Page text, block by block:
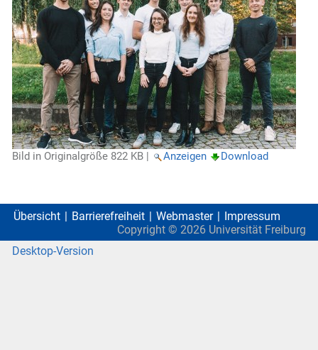
Bild in Originalgröße 822 KB Anzeigen Download
Übersicht Barrierefreiheit Webmaster
Impressum
Copyright © 2026 Universität Freiburg
Desktop-Version